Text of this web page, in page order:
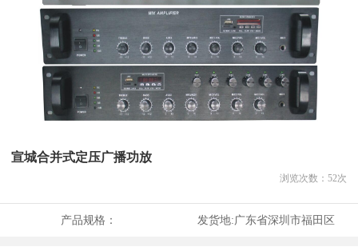
宣城合并式定压广播功放
浏览次数： 52次
产品规格： 发货地:广东省深圳市福田区